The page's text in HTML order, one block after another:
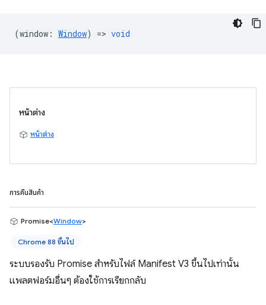
(window : Window) => void
หน้าต่าง
หน้าต่าง
การคืนสินค้า
Promise<Window>
Chrome 88 ขึ้นไป
ระบบรองรับ Promise สำหรับไฟล์ Manifest V3 ขึ้นไปเท่านั้น
แพลตฟอร์มอื่นๆ ต้องใช้การเรียกกลับ